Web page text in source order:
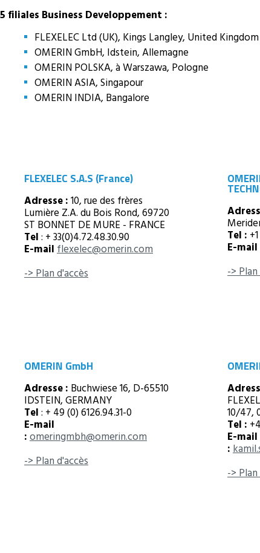
5 filiales Business Developpement :
FLEXELEC Ltd (UK), Kings Langley, United Kingdom
OMERIN GmbH, Idstein, Allemagne
OMERIN POLSKA, à Warszawa, Pologne
OMERIN ASIA, Singapour
OMERIN INDIA, Bangalore
FLEXELEC S.A.S (France)
Adresse : 10, rue des frères
Lumière Z.A. du Bois Rond, 69720
ST BONNET DE MURE - FRANCE
Tel : + 33(0)4.72.48.30.90
E-mail flexelec@omerin.com
-> Plan d'accès
Tel :
E-mail
->
OMERIN GmbH
Adresse : Buchwiese 16, D-65510
IDSTEIN, GERMANY
Tel : + 49 (0) 6126.94.31-0
E-mail
: omeringmbh@omerin.com
-> Plan d'accès
10/47,
Tel :
E-mail
:
->